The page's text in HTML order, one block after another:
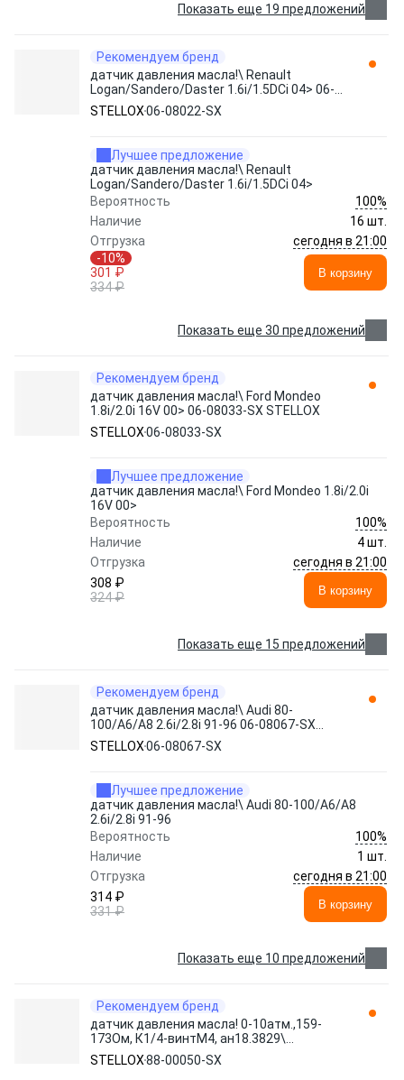
Показать еще 19 предложений
Рекомендуем бренд
датчик давления масла!\ Renault
Logan/Sandero/Daster 1.6i/1.5DCi 04> 06-
08022-SX STELLOX
STELLOX06-08022-SX
Лучшее предложение
датчик давления масла!\ Renault
Logan/Sandero/Daster 1.6i/1.5DCi 04>
Вероятность
100%
Наличие
16 шт.
Отгрузка
сегодня в 21:00
-10%
301 ₽
334 ₽
В корзину
Показать еще 30 предложений
Рекомендуем бренд
датчик давления масла!\ Ford Mondeo
1.8i/2.0i 16V 00> 06-08033-SX STELLOX
STELLOX06-08033-SX
Лучшее предложение
датчик давления масла!\ Ford Mondeo 1.8i/2.0i
16V 00>
Вероятность
100%
Наличие
4 шт.
Отгрузка
сегодня в 21:00
308 ₽
324 ₽
В корзину
Показать еще 15 предложений
Рекомендуем бренд
датчик давления масла!\ Audi 80-
100/A6/A8 2.6i/2.8i 91-96 06-08067-SX
STELLOX
STELLOX06-08067-SX
Лучшее предложение
датчик давления масла!\ Audi 80-100/A6/A8
2.6i/2.8i 91-96
Вероятность
100%
Наличие
1 шт.
Отгрузка
сегодня в 21:00
314 ₽
331 ₽
В корзину
Показать еще 10 предложений
Рекомендуем бренд
датчик давления масла! 0-10атм.,159-
173Ом, К1/4-винтМ4, ан18.3829\
ГАЗ,ЗиЛ,МАЗ,МоАЗ,ЛАЗ 88-00050-SX
STELLOX
STELLOX88-00050-SX